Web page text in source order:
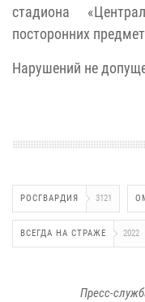
стадиона
посторонних
Нарушений не
РОСГВАРДИЯ 3121
ВСЕГДА НА СТРАЖЕ 2022
Пресс-